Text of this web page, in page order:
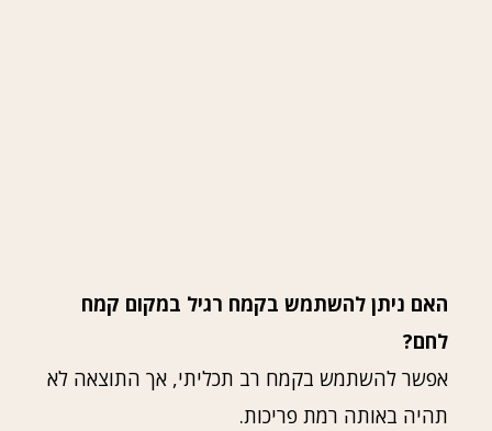
האם ניתן להשתמש בקמח רגיל במקום קמח
לחם?
אפשר להשתמש בקמח רב תכליתי, אך התוצאה לא
תהיה באותה רמת פריכות.